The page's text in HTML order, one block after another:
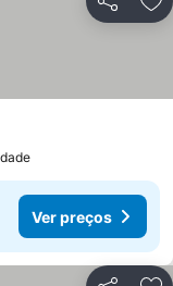
Partilhar
Ver preços